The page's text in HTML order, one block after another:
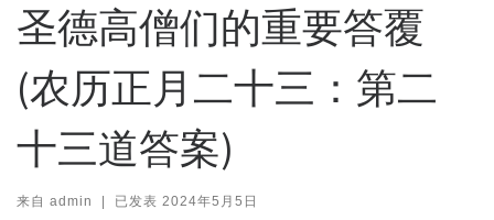
圣德高僧们的重要答覆
(农历正月二十三：第二
十三道答案)
来自 admin | 已发表 2024年5月5日